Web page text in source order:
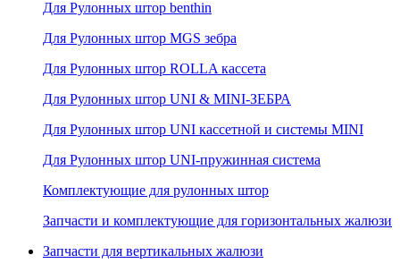
Для Рулонных штор benthin
Для Рулонных штор MGS зебра
Для Рулонных штор ROLLA кассета
Для Рулонных штор UNI & MINI-ЗЕБРА
Для Рулонных штор UNI кассетной и системы MINI
Для Рулонных штор UNI-пружинная система
Комплектующие для рулонных штор
Запчасти и комплектующие для горизонтальных жалюзи
Запчасти для вертикальных жалюзи